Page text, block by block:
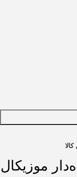
موزیکال